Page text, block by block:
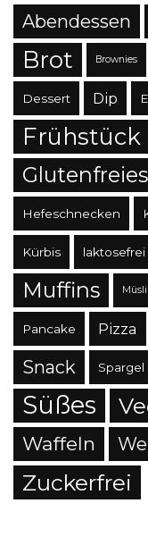
Abendessen
Brot Brownies
Dessert Dip
Frühstück
Hefeschnecken
Kürbis laktosefrei
Muffins Müsli
Pancake Pizza
Snack Spargel
Süßes
Waffeln
Zuckerfrei